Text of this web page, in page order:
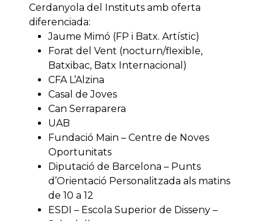
Cerdanyola del Instituts amb oferta
diferenciada:
Jaume Mimó (FP i Batx. Artístic)
Forat del Vent (nocturn/flexible,
Batxibac, Batx Internacional)
CFA L’Alzina
Casal de Joves
Can Serraparera
UAB
Fundació Main – Centre de Noves
Oportunitats
Diputació de Barcelona – Punts
d’Orientació Personalitzada als matins
de 10 a 12
ESDI – Escola Superior de Disseny –